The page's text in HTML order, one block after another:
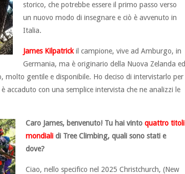
storico, che potrebbe essere il primo passo verso
un nuovo modo di insegnare e ciò è avvenuto in
Italia.
James Kilpatrick il campione, vive ad Amburgo, in
Germania, ma è originario della Nuova Zelanda ed
gentile e disponibile. Ho deciso di intervistarlo per
con una semplice intervista che ne analizzi le
Caro James, benvenuto! Tu hai vinto quattro titoli
mondiali di Tree Climbing, quali sono stati e
dove?
Ciao, nello specifico nel 2025 Christchurch, (New